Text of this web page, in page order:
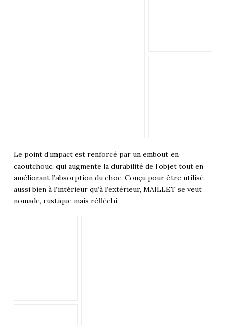
Le point d’impact est renforcé par un embout en
caoutchouc, qui augmente la durabilité de l’objet tout en
améliorant l’absorption du choc. Conçu pour être utilisé
aussi bien à l’intérieur qu’à l’extérieur, MAILLET se veut
nomade, rustique mais réfléchi.